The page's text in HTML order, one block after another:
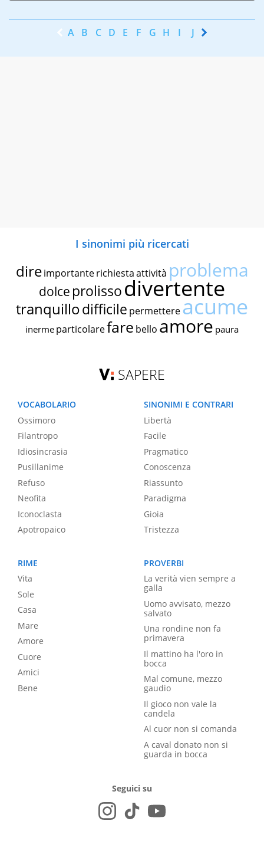
A B C D E F G H I J K
I sinonimi più ricercati
dire importante richiestaattività problema
dolce prolissodivertente
tranquillodifficile permettereacume
inerme particolarefare bello amore paura
SAPERE
VOCABOLARIO
Ossimoro
Filantropo
Idiosincrasia
Pusillanime
Refuso
Neofita
Iconoclasta
Apotropaico
SINONIMI E CONTRARI
Libertà
Facile
Pragmatico
Conoscenza
Riassunto
Paradigma
Gioia
Tristezza
RIME
Vita
Sole
Casa
Mare
Amore
Cuore
Amici
Bene
PROVERBI
La verità vien sempre a
galla
Uomo avvisato, mezzo
salvato
Una rondine non fa
primavera
Il mattino ha l'oro in
bocca
Mal comune, mezzo
gaudio
Il gioco non vale la
candela
Al cuor non si comanda
A caval donato non si
guarda in bocca
Seguici su